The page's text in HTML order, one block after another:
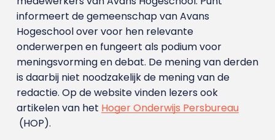
informeert de gemeenschap van Avans
Hogeschool over voor hen relevante
onderwerpen en fungeert als podium voor
meningsvorming en debat. De mening van derden
is daarbij niet noodzakelijk de mening van de
redactie. Op de website vinden lezers ook
artikelen van het Hoger Onderwijs Persbureau
(HOP).